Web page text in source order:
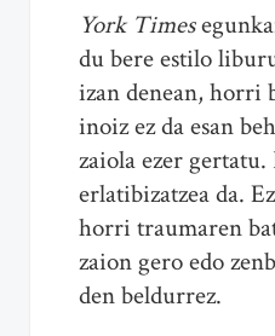
York Times
du bere estilo
izan denean, horri
inoiz ez da esan
zaiola ezer
erlatibizatzea da.
horri traumaren
zaion gero edo
den beldurrez.